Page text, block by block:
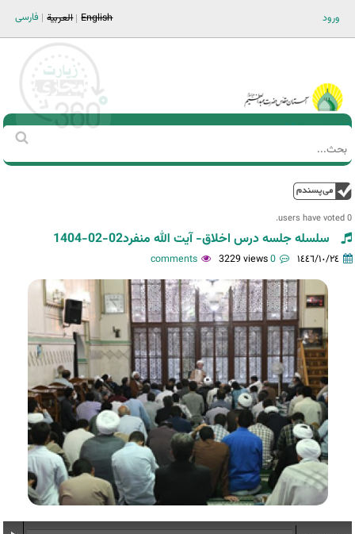
ورود فارسی العربية English
Main men-AR
استمارة
‏
0 users have voted.
سلسله جلسه درس اخلاق- آیت الله منفرد02-02-1404
١٤٤٦/١٠/٢٤ 0 comments
3229 views